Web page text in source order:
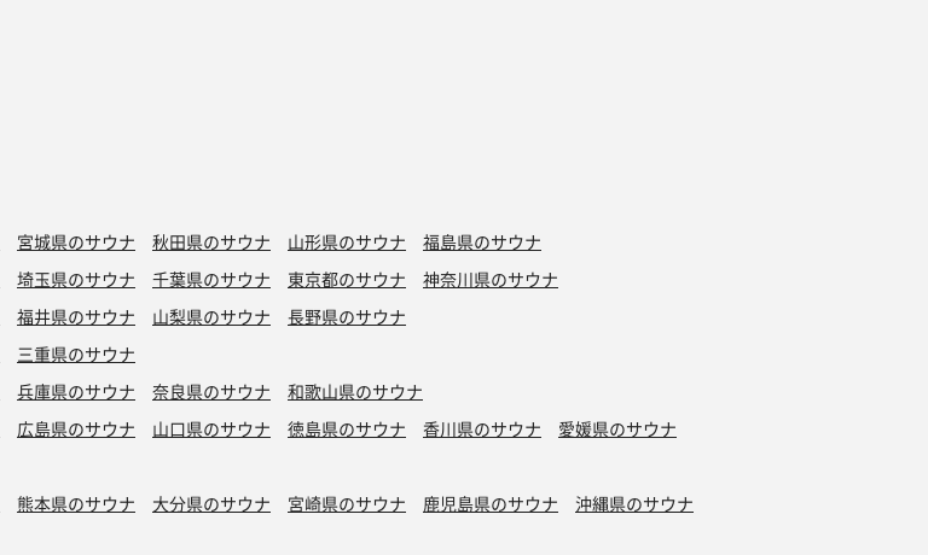
宮城県のサウナ 秋田県のサウナ 山形県のサウナ 福島県のサウナ
埼玉県のサウナ 千葉県のサウナ 東京都のサウナ 神奈川県のサウナ
福井県のサウナ 山梨県のサウナ 長野県のサウナ
三重県のサウナ
兵庫県のサウナ 奈良県のサウナ 和歌山県のサウナ
広島県のサウナ 山口県のサウナ 徳島県のサウナ 香川県のサウナ
愛媛県のサウナ
熊本県のサウナ 大分県のサウナ 宮崎県のサウナ 鹿児島県のサウナ 沖縄県のサウナ